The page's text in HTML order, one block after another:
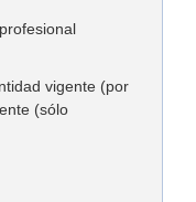
vigente (por
(sólo